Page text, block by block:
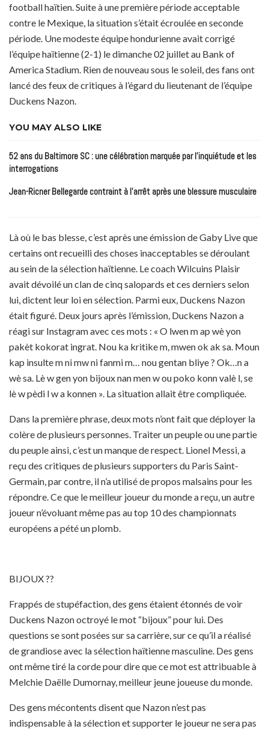
football haïtien. Suite à une première période acceptable
contre le Mexique, la situation s’était écroulée en seconde
période. Une modeste équipe hondurienne avait corrigé
l’équipe haïtienne (2-1) le dimanche 02 juillet au Bank of
America Stadium. Rien de nouveau sous le soleil, des fans ont
lancé des feux de critiques à l’égard du lieutenant de l’équipe
Duckens Nazon.
YOU MAY ALSO LIKE
52 ans du Baltimore SC : une célébration marquée par l’inquiétude et les
interrogations
Jean-Ricner Bellegarde contraint à l’arrêt après une blessure musculaire
Là où le bas blesse, c’est après une émission de Gaby Live que
certains ont recueilli des choses inacceptables se déroulant
au sein de la sélection haïtienne. Le coach Wilcuins Plaisir
avait dévoilé un clan de cinq salopards et ces derniers selon
lui, dictent leur loi en sélection. Parmi eux, Duckens Nazon
était figuré. Deux jours après l’émission, Duckens Nazon a
réagi sur Instagram avec ces mots : « O lwen m ap wè yon
pakèt kokorat ingrat. Nou ka kritike m, mwen ok ak sa. Moun
kap insulte m ni mw ni fanmi m… nou gentan bliye ? Ok…n a
wè sa. Lè w gen yon bijoux nan men w ou poko konn valè l, se
lè w pèdi l w a konnen ». La situation allait être compliquée.
Dans la première phrase, deux mots n’ont fait que déployer la
colère de plusieurs personnes. Traiter un peuple ou une partie
du peuple ainsi, c’est un manque de respect. Lionel Messi, a
reçu des critiques de plusieurs supporters du Paris Saint-
Germain, par contre, il n’a utilisé de propos malsains pour les
répondre. Ce que le meilleur joueur du monde a reçu, un autre
joueur n’évoluant même pas au top 10 des championnats
européens a pété un plomb.
BIJOUX ??
Frappés de stupéfaction, des gens étaient étonnés de voir
Duckens Nazon octroyé le mot “bijoux” pour lui. Des
questions se sont posées sur sa carrière, sur ce qu’il a réalisé
de grandiose avec la sélection haïtienne masculine. Des gens
ont même tiré la corde pour dire que ce mot est attribuable à
Melchie Daëlle Dumornay, meilleur jeune joueuse du monde.
Des gens mécontents disent que Nazon n’est pas
indispensable à la sélection et supporter le joueur ne sera pas